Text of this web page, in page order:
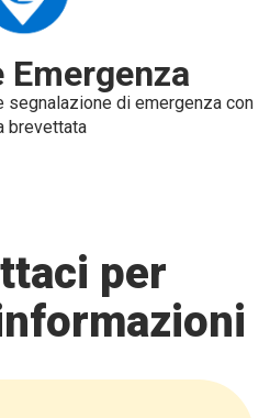
Emergenza
segnalazione di emergenza con
brevettata
per